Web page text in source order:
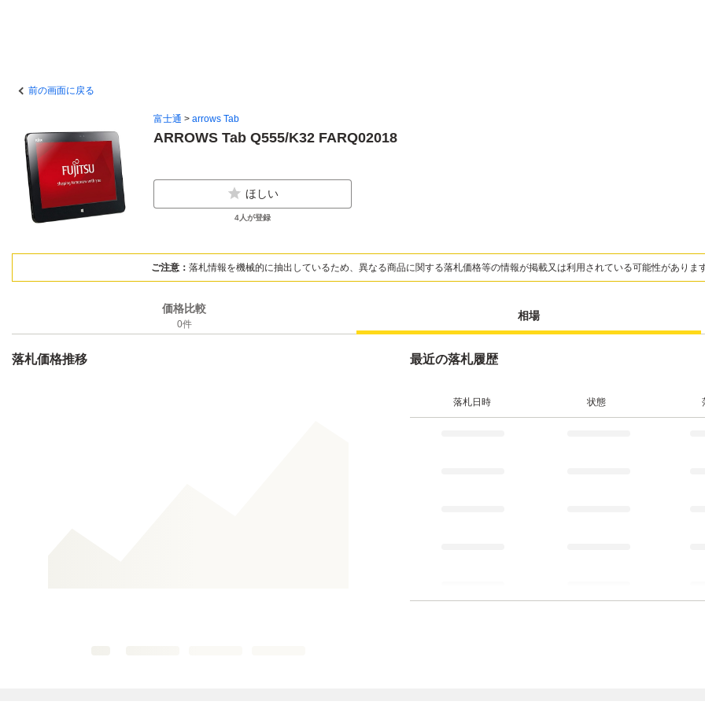
前の画面に戻る
富士通 > arrows Tab
ARROWS Tab Q555/K32 FARQ02018
ほしい
4人が登録
ご注意： 落札情報を機械的に抽出しているため、異なる商品に関する落札価格等の情報が掲載又は利用されている可能性がありま
価格比較
0件
相場
落札価格推移 最近の落札履歴
落札日時 状態